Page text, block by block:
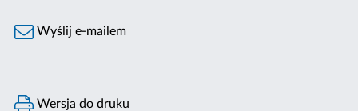
Wyślij e-mailem
Wersja do druku